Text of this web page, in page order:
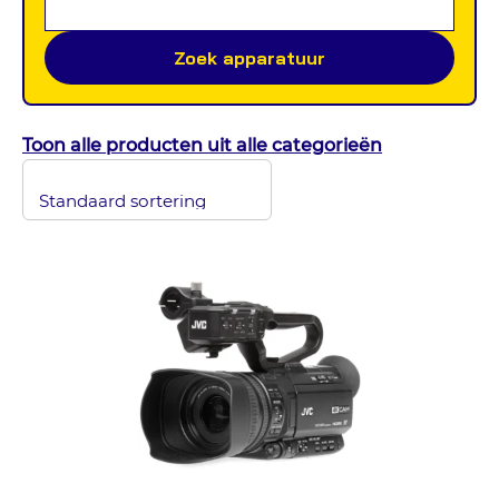
Zoek apparatuur
Toon alle producten uit alle categorieën